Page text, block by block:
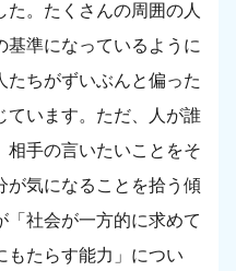
。たくさんの周囲の人
基準になっているように
たちがずいぶんと偏った
ています。ただ、人が誰
相手の言いたいことをそ
が気になることを拾う傾
「社会が一方的に求めて
もたらす能力」につい